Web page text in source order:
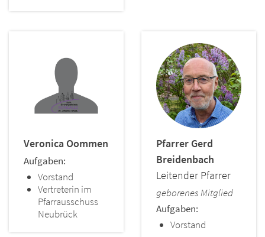
Veronica Oommen
Aufgaben:
Vorstand
Vertreterin im
Pfarrausschuss
Neubrück
Pfarrer Gerd
Breidenbach
Leitender Pfarrer
geborenes Mitglied
Aufgaben:
Vorstand